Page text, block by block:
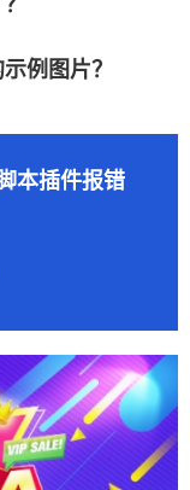
例图片？
本插件报错